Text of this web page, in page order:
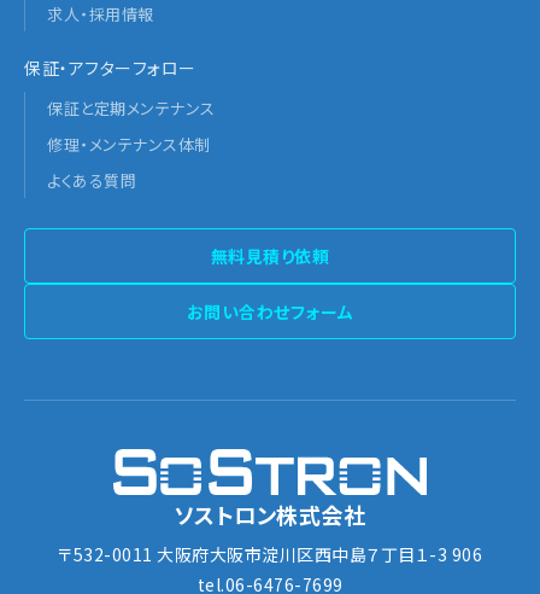
求人・採用情報
保証・アフターフォロー
保証と定期メンテナンス
修理・メンテナンス体制
よくある質問
無料見積り依頼
お問い合わせフォーム
ソストロン株式会社
〒532-0011 大阪府大阪市淀川区西中島７丁目１-3 906
tel.06-6476-7699